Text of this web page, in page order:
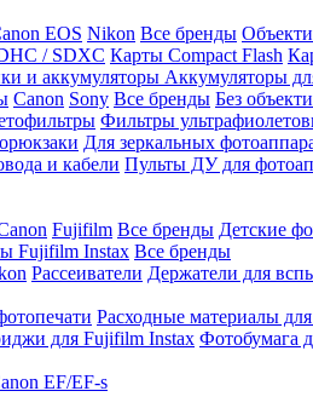
EOS Nikon Все бренды
/ SDXC Карты Compact Flash
и аккумуляторы Аккумуляторы
Canon Sony Все бренды Без
Фильтры
Для зеркальных
и кабели Пульты ДУ для
Fujifilm Все бренды Детские
Fujifilm Instax Все бренды
Рассеиватели Держатели для
Расходные материалы
для Fujifilm Instax Фотобумага
EF/EF-s